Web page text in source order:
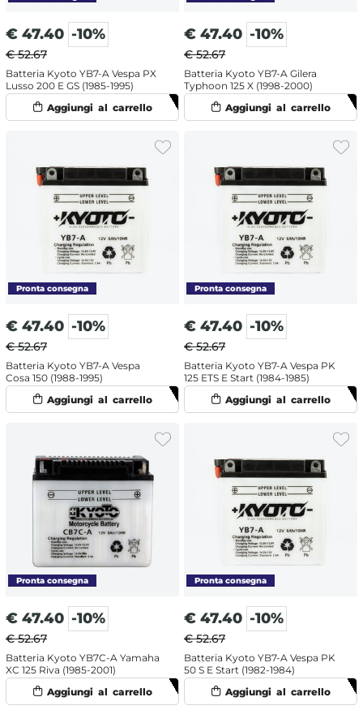
€ 47.40 -10%
€ 52.67
Batteria Kyoto YB7-A Vespa PX
Lusso 200 E GS (1985-1995)
€ 47.40 -10%
€ 52.67
Batteria Kyoto YB7-A Gilera
Typhoon 125 X (1998-2000)
€ 47.40 -10%
€ 52.67
Batteria Kyoto YB7-A Vespa
Cosa 150 (1988-1995)
€ 47.40 -10%
€ 52.67
Batteria Kyoto YB7-A Vespa PK
125 ETS E Start (1984-1985)
€ 47.40 -10%
€ 52.67
Batteria Kyoto YB7C-A Yamaha
XC 125 Riva (1985-2001)
€ 47.40 -10%
€ 52.67
Batteria Kyoto YB7-A Vespa PK
50 S E Start (1982-1984)